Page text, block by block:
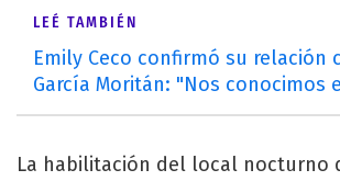
LEÉ TAMBIÉN
Emily Ceco confirmó su relación
García Moritán: "Nos conocimos
La habilitación del local nocturno